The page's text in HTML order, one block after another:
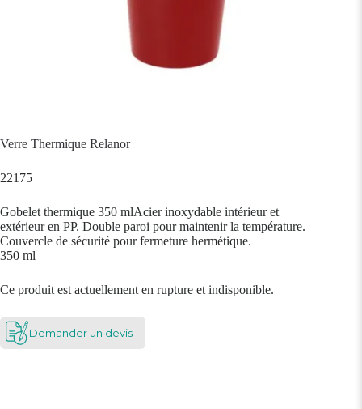
Verre Thermique Relanor
22175
Gobelet thermique 350 mlAcier inoxydable intérieur et
extérieur en PP. Double paroi pour maintenir la température.
Couvercle de sécurité pour fermeture hermétique.
350 ml
Ce produit est actuellement en rupture et indisponible.
Demander un devis